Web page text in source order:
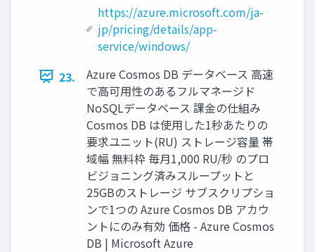
https://azure.microsoft.com/ja-
jp/pricing/details/app-
service/windows/
23.
Azure Cosmos DB データベース 高速
で高可用性のあるフルマネージド
NoSQLデータベース 課金の仕組み
Cosmos DB は使用した1秒あたりの
要求ユニット(RU) ストレージ容量 帯
域幅 無料枠 毎月1,000 RU/秒 のプロ
ビジョニング済みスループットと
25GBのストレージ サブスクリプショ
ンで1つの Azure Cosmos DB アカウ
ントにのみ有効 価格 - Azure Cosmos
DB | Microsoft Azure